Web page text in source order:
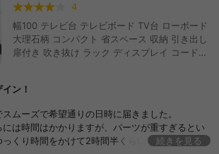
4
幅100 テレビ台 テレビボード TV台 ローボード
大理石柄 コンパクト 省スペース 収納 引き出し
扉付き 吹き抜け ラック ディスプレイ コード穴
インチ 37 42 おしゃれ おすすめ 安い
ン！
ムーズで希望通りの日時に届きました。
は時間はかかりますが、パーツが重すぎるとい
っくり時間をかけて2時間半くらいで組み立てられ
続きを見る